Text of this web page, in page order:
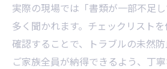
実際の現場では「書類が一部不足
多く聞かれます。チェックリスト
確認することで、トラブルの未然防
ご家族全員が納得できるよう、丁